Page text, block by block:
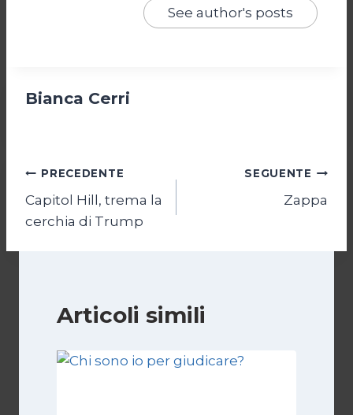
See author's posts
Bianca Cerri
Navigazione
articoli
PRECEDENTE
Capitol Hill, trema la
cerchia di Trump
SEGUENTE
Zappa
Articoli simili